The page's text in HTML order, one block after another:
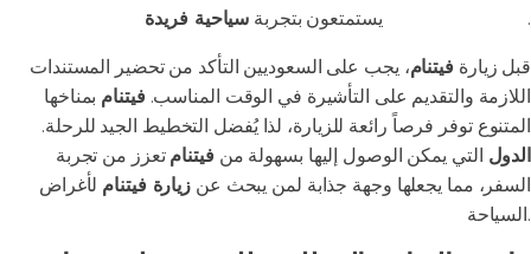
يستمتعون بتجربة سياحية فريدة .
قبل زيارة فيتنام، يجب على السعوديين التأكد من تحضير المستندات
اللازمة والتقديم على التأشيرة في الوقت المناسب. فيتنام بمناخها
المتنوع توفر فرصاً رائعة للزيارة، لذا يُفضل التخطيط الجيد للرحلة.
الدول التي يمكن الوصول إليها بسهولة من فيتنام تعزز من تجربة
السفر، مما يجعلها وجهة جذابة لمن يبحث عن زيارة فيتنام لأغراض
السياحة.